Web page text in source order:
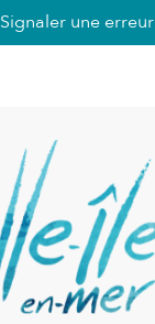
Signaler une erreur